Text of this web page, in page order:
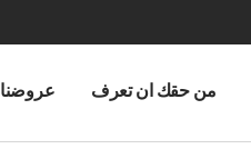
من حقك ان تعرف عروضنا